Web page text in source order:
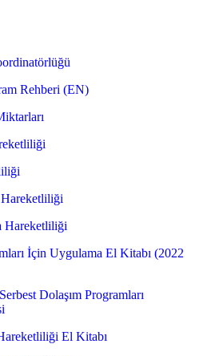
Rehberi (EN)
Hareketliliği
Hareketliliği
İçin Uygulama El Kitabı (2022
Dolaşım Programları
El Kitabı